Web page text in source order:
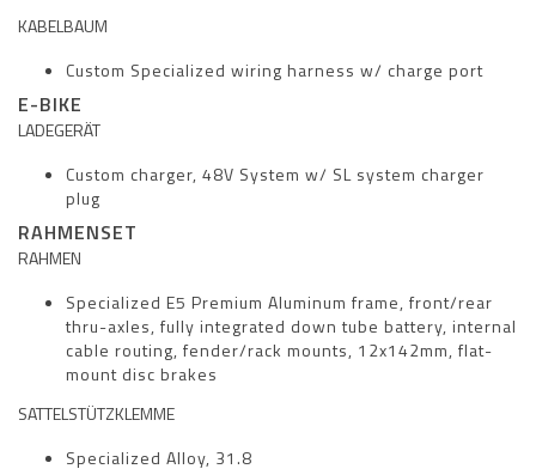
KABELBAUM
Custom Specialized wiring harness w/ charge port
E-BIKE
LADEGERÄT
Custom charger, 48V System w/ SL system charger
plug
RAHMENSET
RAHMEN
Specialized E5 Premium Aluminum frame, front/rear
thru-axles, fully integrated down tube battery, internal
cable routing, fender/rack mounts, 12x142mm, flat-
mount disc brakes
SATTELSTÜTZKLEMME
Specialized Alloy, 31.8